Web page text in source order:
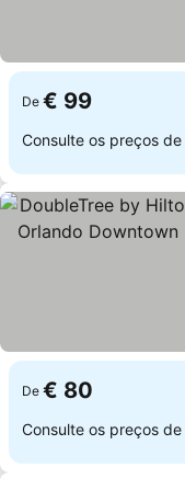
De € 99
Consulte os preços de
De € 80
Consulte os preços de